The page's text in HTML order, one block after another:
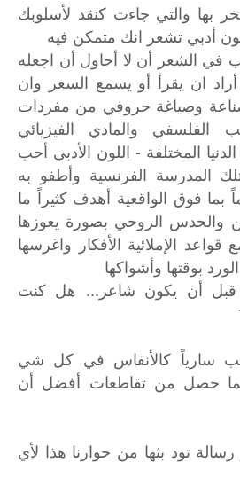
بها والتي جاءت كنقد لأسلوبك
أدبي تشعر انك متمكن فيه
في الشعر أن لا أحاول أن اجعله
أراد ان يقرأ أو يسمع السعر وان
وصياغة حروفي من مفردات
الفلسفي والمادي الفيزيائي
المختلفة - اللون الأدبي أحب
المدرسة الفرنسية وأطفو به
بما فوق الواقعية أهدف كثيراً ما
والحدس الروحي بصورة يعوزها
الإملائية الأفكار واغرسها
بوقتها وأشواكها
قبل أن يكون شاعر... هل كنت
سارياً كالأنفاس في كل شي
حصل من تقاطعات أفضل أن
تود بثها من حوارنا هذا لأي